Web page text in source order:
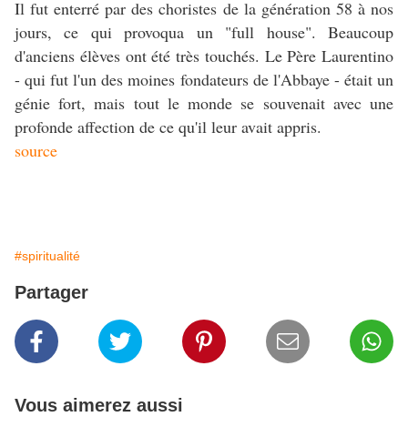
Il fut enterré par des choristes de la génération 58 à nos
jours, ce qui provoqua un "full house". Beaucoup
d'anciens élèves ont été très touchés. Le Père Laurentino
- qui fut l'un des moines fondateurs de l'Abbaye - était un
génie fort, mais tout le monde se souvenait avec une
profonde affection de ce qu'il leur avait appris.
source
#spiritualité
Partager
Vous aimerez aussi